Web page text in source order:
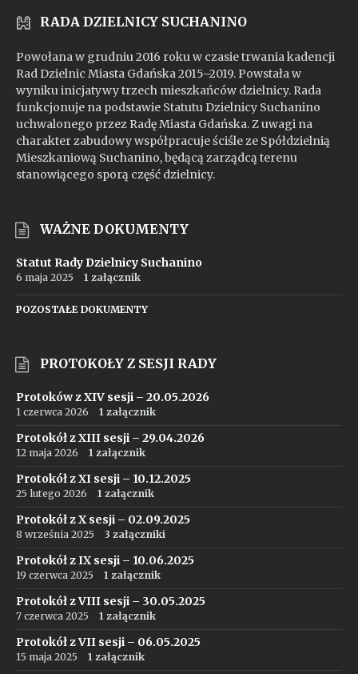
RADA DZIELNICY SUCHANINO
Powołana w grudniu 2016 roku w czasie trwania kadencji
Rad Dzielnic Miasta Gdańska 2015–2019. Powstała w
wyniku inicjatywy trzech mieszkańców dzielnicy. Rada
funkcjonuje na podstawie Statutu Dzielnicy Suchanino
uchwalonego przez Radę Miasta Gdańska. Z uwagi na
charakter zabudowy współpracuje ściśle ze Spółdzielnią
Mieszkaniową Suchanino, będącą zarządcą terenu
stanowiącego sporą część dzielnicy.
WAŻNE DOKUMENTY
Statut Rady Dzielnicy Suchanino
6 maja 2025 1 załącznik
POZOSTAŁE DOKUMENTY
PROTOKOŁY Z SESJI RADY
Protoków z XIV sesji – 20.05.2026
1 czerwca 2026 1 załącznik
Protokół z XIII sesji – 29.04.2026
12 maja 2026 1 załącznik
Protokół z XI sesji – 10.12.2025
25 lutego 2026 1 załącznik
Protokół z X sesji – 02.09.2025
8 września 2025 3 załączniki
Protokół z IX sesji – 10.06.2025
19 czerwca 2025 1 załącznik
Protokół z VIII sesji – 30.05.2025
7 czerwca 2025 1 załącznik
Protokół z VII sesji – 06.05.2025
15 maja 2025 1 załącznik